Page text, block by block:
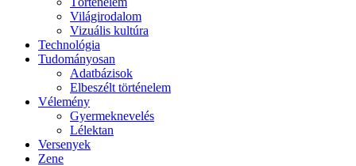
Világirodalom
Vizuális kultúra
Technológia
Tudományosan
Adatbázisok
Elbeszélt történelem
Vélemény
Gyermeknevelés
Lélektan
Versenyek
Zene